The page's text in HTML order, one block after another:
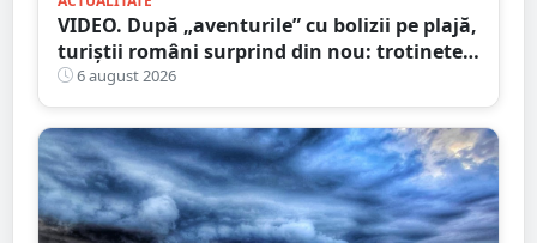
VIDEO. După „aventurile” cu bolizii pe plajă,
turiștii români surprind din nou: trotinete
pe Bucegi și declarații de dragoste pe stânci
6 august 2026